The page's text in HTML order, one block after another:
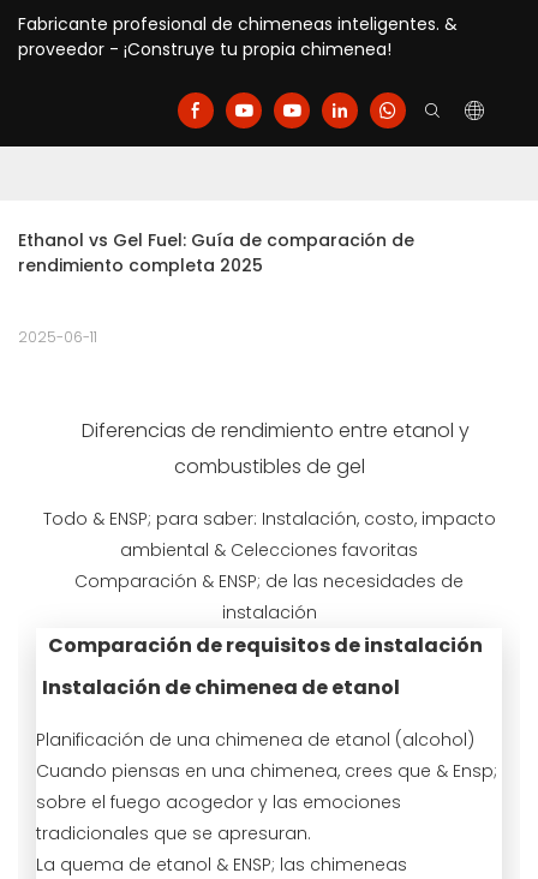
Fabricante profesional de chimeneas inteligentes. &
proveedor - ¡Construye tu propia chimenea!
Ethanol vs Gel Fuel: Guía de comparación de
rendimiento completa 2025
2025-06-11
Diferencias de rendimiento entre etanol y
combustibles de gel
Todo & ENSP; para saber: Instalación, costo, impacto
ambiental & Celecciones favoritas
Comparación & ENSP; de las necesidades de
instalación
Comparación de requisitos de instalación
Instalación de chimenea de etanol
Planificación de una chimenea de etanol (alcohol)
Cuando piensas en una chimenea, crees que & Ensp;
sobre el fuego acogedor y las emociones
tradicionales que se apresuran.
La quema de etanol & ENSP; las chimeneas